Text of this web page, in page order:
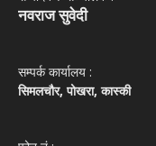
नवराज सुवेदी
सम्पर्क कार्यालय :
सिमलचौर, पोखरा, कास्की